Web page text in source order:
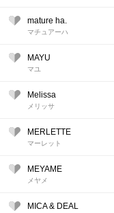
mature ha.
マチュアーハ
MAYU
マユ
Melissa
メリッサ
MERLETTE
マーレット
MEYAME
メヤメ
MICA & DEAL